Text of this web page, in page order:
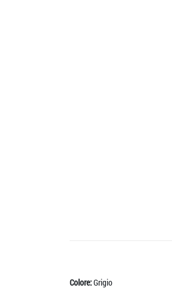
Colore:Grigio